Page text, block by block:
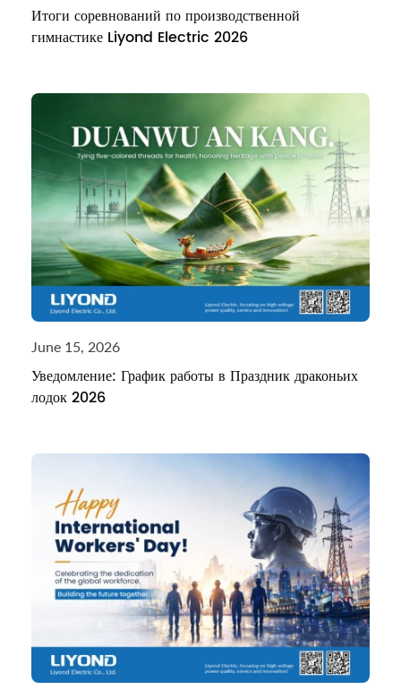
Итоги соревнований по производственной
гимнастике Liyond Electric 2026
June 15, 2026
Уведомление: График работы в Праздник драконьих
лодок 2026